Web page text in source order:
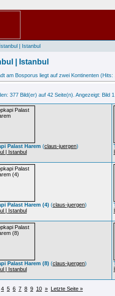
| Istanbul
| Istanbul
am Bosporus liegt auf zwei Kontinenten (Hits:
377 Bild(er) auf 42 Seite(n). Angezeigt: Bild
Palast Harem (claus-juergen)
| Istanbul
Palast Harem (4) (claus-juergen)
| Istanbul
Palast Harem (8) (claus-juergen)
| Istanbul
4 5 6 7 8 9 10 » Letzte Seite »